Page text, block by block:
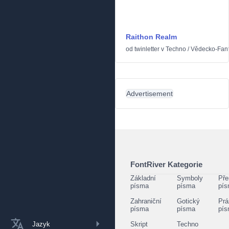
Jazyk
Raithon Realm
od twinletter v Techno /Vědecko-
Advertisement
FontRiver Kategorie
Základní
písma
Symboly
písma
Zahraniční
písma
Gotický
písma
Skript
Techno